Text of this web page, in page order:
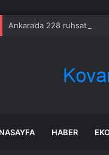
Ankara’da 228 ruhsatsız
HABER